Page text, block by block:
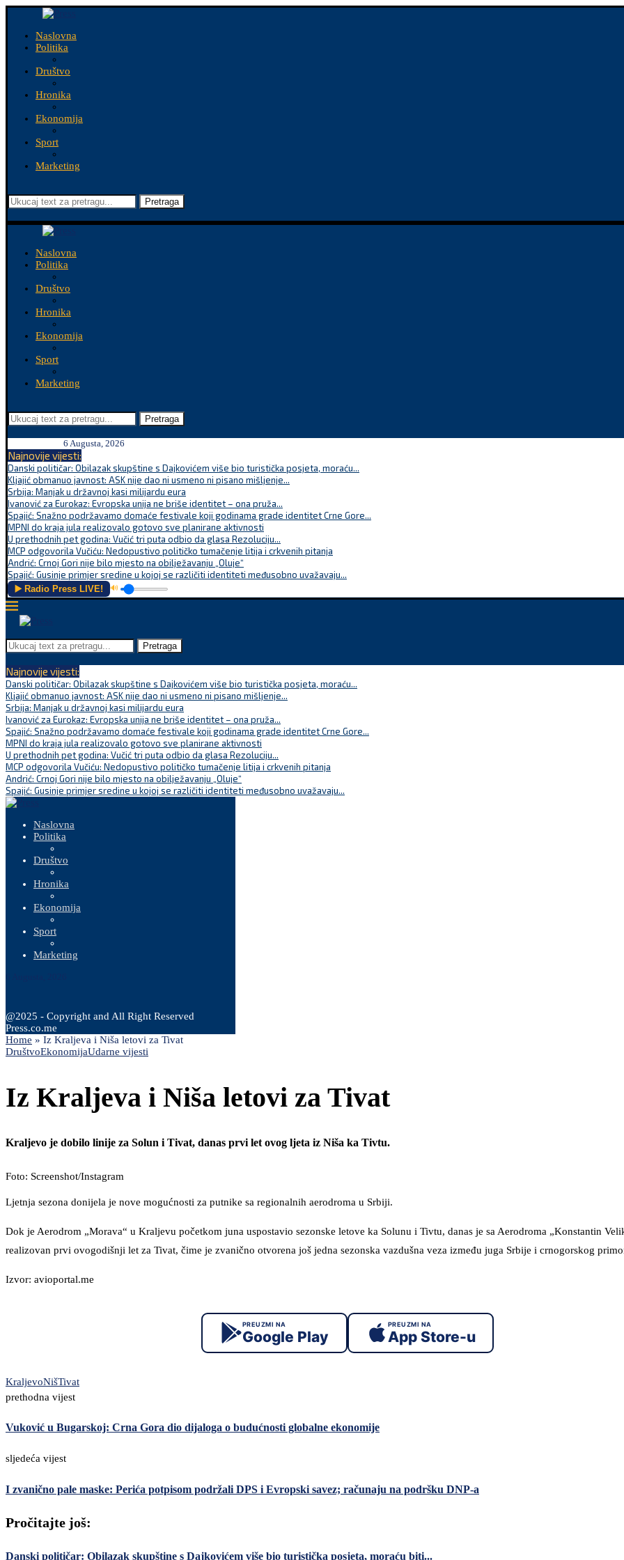
Naslovna
Politika
Društvo
Hronika
Ekonomija
Sport
Marketing
Pretraga
Naslovna
Politika
Društvo
Hronika
Ekonomija
Sport
Marketing
Pretraga
6 Augusta, 2026
Najnovije vijesti:
Danski političar: Obilazak skupštine s Dajkovićem više bio turistička posjeta, moraću...
Kljajić obmanuo javnost: ASK nije dao ni usmeno ni pisano mišljenje...
Srbija: Manjak u državnoj kasi milijardu eura
Ivanović za Eurokaz: Evropska unija ne briše identitet – ona pruža...
Spajić: Snažno podržavamo domaće festivale koji godinama grade identitet Crne Gore...
MPNI do kraja jula realizovalo gotovo sve planirane aktivnosti
U prethodnih pet godina: Vučić tri puta odbio da glasa Rezoluciju...
MCP odgovorila Vučiću: Nedopustivo političko tumačenje litija i crkvenih pitanja
Andrić: Crnoj Gori nije bilo mjesto na obilježavanju „Oluje“
Spajić: Gusinje primjer sredine u kojoj se različiti identiteti međusobno uvažavaju...
▶️ Radio Press LIVE! 🔊
Pretraga
Najnovije vijesti:
Danski političar: Obilazak skupštine s Dajkovićem više bio turistička posjeta, moraću...
Kljajić obmanuo javnost: ASK nije dao ni usmeno ni pisano mišljenje...
Srbija: Manjak u državnoj kasi milijardu eura
Ivanović za Eurokaz: Evropska unija ne briše identitet – ona pruža...
Spajić: Snažno podržavamo domaće festivale koji godinama grade identitet Crne Gore...
MPNI do kraja jula realizovalo gotovo sve planirane aktivnosti
U prethodnih pet godina: Vučić tri puta odbio da glasa Rezoluciju...
MCP odgovorila Vučiću: Nedopustivo političko tumačenje litija i crkvenih pitanja
Andrić: Crnoj Gori nije bilo mjesto na obilježavanju „Oluje“
Spajić: Gusinje primjer sredine u kojoj se različiti identiteti međusobno uvažavaju...
Naslovna
Politika
Društvo
Hronika
Ekonomija
Sport
Marketing
@2025 - Copyright and All Right Reserved
Press.co.me
Home » Iz Kraljeva i Niša letovi za Tivat
DruštvoEkonomijaUdarne vijesti
Iz Kraljeva i Niša letovi za Tivat
Kraljevo je dobilo linije za Solun i Tivat, danas prvi let ovog ljeta iz Niša ka Tivtu.
Foto: Screenshot/Instagram
Ljetnja sezona donijela je nove mogućnosti za putnike sa regionalnih aerodroma u Srbiji.
Dok je Aerodrom „Morava“ u Kraljevu početkom juna uspostavio sezonske letove ka Solunu i Tivtu, danas je sa Aerodroma „Konstantin
realizovan prvi ovogodišnji let za Tivat, čime je zvanično otvorena još jedna sezonska vazdušna veza između juga Srbije i crnogorskog
Izvor: avioportal.me
PREUZMI NA
Google Play
PREUZMI NA
App Store-u
KraljevoNišTivat
prethodna vijest
Vuković u Bugarskoj: Crna Gora dio dijaloga o budućnosti globalne ekonomije
sljedeća vijest
I zvanično pale maske: Perića potpisom podržali DPS i Evropski savez; računaju na podršku DNP-a
Pročitajte još:
Danski političar: Obilazak skupštine s Dajkovićem više bio turistička posjeta, moraću biti...